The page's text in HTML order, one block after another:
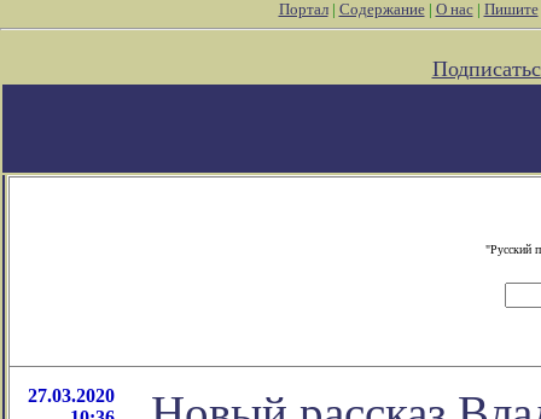
Портал| Содержание| О нас| Пишите
"Русский
27.03.2020